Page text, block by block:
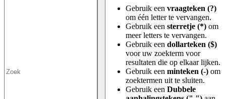
Gebruik een vraagteken (?)
om één letter te vervangen.
Gebruik een sterretje (*) om
meer letters te vervangen.
Gebruik een dollarteken ($)
voor uw zoekterm voor
resultaten die op elkaar lijken.
Gebruik een minteken (-) om
zoektermen uit te sluiten.
Gebruik een Dubbele